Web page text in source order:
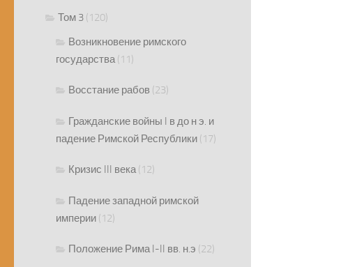
Том 3 (120)
Возникновение римского
государства(11)
Восстание рабов (23)
Гражданские войны I в до н э. и
падение Римской Республики (17)
Кризис III века(12)
Падение западной римской
империи (12)
Положение Рима I-II вв. н.э (22)